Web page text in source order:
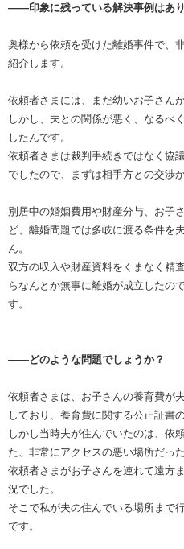
――印象に残っている解決事例はあ
奥様から依頼を受けた離婚事件で、
紹介します。
依頼者さまには、まだ幼いお子さん
しかし、夫との関係が悪く、なるべ
したんです。
依頼者さまは裁判手続きではなく協
でしたので、まずは相手方との交渉
別居中の婚姻費用や財産分与、お子
ど、離婚問題では多岐に渡る条件を
ん。
双方の収入や財産資料をくまなく精
らなんとか無事に離婚が成立したの
す。
――どのような問題でしょうか？
依頼者さまは、お子さんの養育費が
しており、養育費に関する公正証書
しかし当時夫が住んでいたのは、依
た、非常にアクセスの悪い場所だった
依頼者さまがお子さんを連れて遠方
況でした。
そこで私が夫の住んでいる場所まで
です。